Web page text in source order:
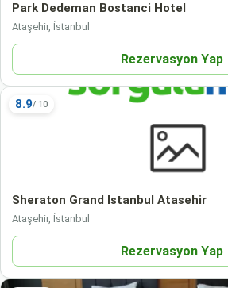
Park Dedeman Bostanci Hotel
Ataşehir, İstanbul
Rezervasyon Yap
8.9
Sheraton Grand Istanbul Atasehir
Ataşehir, İstanbul
Rezervasyon Yap